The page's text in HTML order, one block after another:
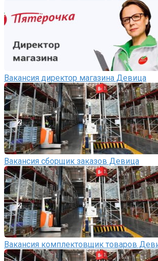
Вакансия директор магазина Девица
Вакансия сборщик заказов Девица
Вакансия комплектовщик товаров